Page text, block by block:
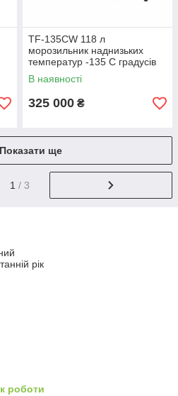
TF-135CW 118 л
морозильник наднизьких
температур -135 С градусів
В наявності
325 000 ₴
Показати ще
1 / 3
рік
роботи